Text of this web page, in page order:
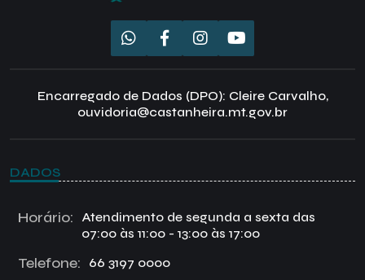
Encarregado de Dados (DPO): Cleire Carvalho,
ouvidoria@castanheira.mt.gov.br
DADOS
Horário:
Atendimento de segunda a sexta das
07:00 às 11:00 - 13:00 às 17:00
Telefone: 66 3197 0000